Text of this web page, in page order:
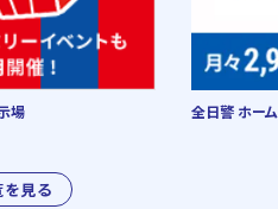
見る
場 全日警 ホー